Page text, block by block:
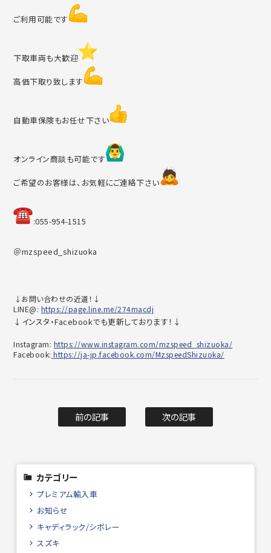
ご利用可能です
下取車両も大歓迎
高価下取り致します
自動車保険もお任せ下さい
オンライン商談も可能です
ご希望のお客様は、お気軽にご連絡下さい
︎:055-954-1515
＠mzspeed_shizuoka
⁡↓お問い合わせの近道！↓
LINE@: https://page.line.me/274macdj
↓インスタ・Facebookでも更新しております！↓
Instagram: https://www.instagram.com/mzspeed_shizuoka/
Facebook: https://ja-jp.facebook.com/MzspeedShizuoka/
前の記事 次の記事
カテゴリー
プレミアム輸入車
お知らせ
キャディラック/シボレー
スズキ